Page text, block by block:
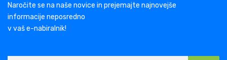
Naročite se na naše novice in prejemajte najnovejše
informacije neposredno
v vaš e-nabiralnik!